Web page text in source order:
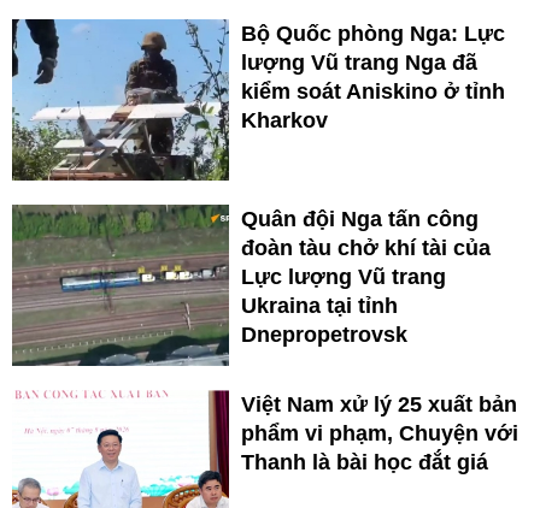
Bộ Quốc phòng Nga: Lực
lượng Vũ trang Nga đã
kiểm soát Aniskino ở tỉnh
Kharkov
Quân đội Nga tấn công
đoàn tàu chở khí tài của
Lực lượng Vũ trang
Ukraina tại tỉnh
Dnepropetrovsk
Việt Nam xử lý 25 xuất bản
phẩm vi phạm, Chuyện với
Thanh là bài học đắt giá